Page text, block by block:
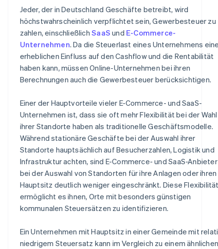
Jeder, der in Deutschland Geschäfte betreibt, wird
höchstwahrscheinlich verpflichtet sein, Gewerbesteuer zu
zahlen, einschließlichSaaS und E-Commerce-
Unternehmen. Da die Steuerlast eines Unternehmens
erheblichen Einfluss auf den Cashflow und die Rentabilität
haben kann, müssen Online-Unternehmen bei ihren
Berechnungen auch die Gewerbesteuer berücksichtigen.
Einer der Hauptvorteile vieler E-Commerce- und SaaS-
Unternehmen ist, dass sie oft mehr Flexibilität bei der Wahl
ihrer Standorte haben als traditionelle Geschäftsmodelle.
Während stationäre Geschäfte bei der Auswahl ihrer
Standorte hauptsächlich auf Besucherzahlen, Logistik und
Infrastruktur achten, sind E-Commerce- und SaaS-Anbieter
bei der Auswahl von Standorten für ihre Anlagen oder ihren
Hauptsitz deutlich weniger eingeschränkt. Diese
ermöglicht es ihnen, Orte mit besonders günstigen
kommunalen Steuersätzen zu identifizieren.
Ein Unternehmen mit Hauptsitz in einer Gemeinde mit
niedrigem Steuersatz kann im Vergleich zu einem ähnlichen